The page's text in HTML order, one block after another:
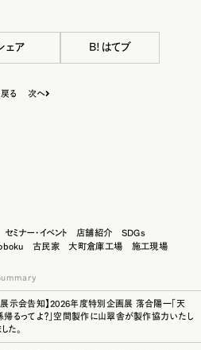
ェア B!はてブ
戻る 次へ
セミナー・イベント 店舗紹介
SDGs
古民家 大町倉庫工場 施工現場
展示会告知】2026年度特別企画展 落合陽一「天
帰るってよ？」空間製作に山翠舎が製作協力いたし
した。